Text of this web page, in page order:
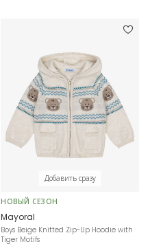
Добавить сразу
НОВЫЙ СЕЗОН
Mayoral
Boys Beige Knitted Zip-Up Hoodie with
Tiger Motifs